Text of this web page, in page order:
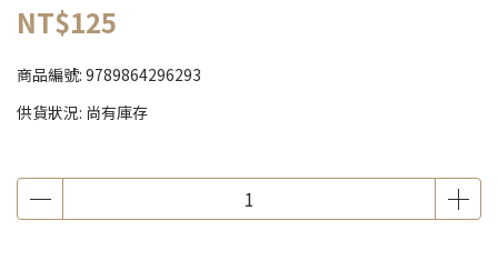
NT$125
商品編號: 9789864296293
供貨狀況: 尚有庫存